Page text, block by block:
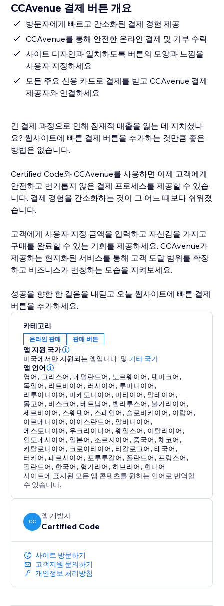
CCAvenue 결제 버튼 개요
방문자에게 빠르고 간소화된 결제 경험 제공
CCAvenue를 통해 안전한 온라인 결제 및 기부 수락
사이트 디자인과 일치하도록 버튼의 모양과 느낌을
사용자 지정하세요
모든 주요 신용 카드로 결제를 받고 CCAvenue 결제
제공자와 연결하세요
긴 결제 과정으로 인해 잠재적 매출을 잃는 데 지치셨나
요? 웹사이트에 빠른 결제 버튼을 추가하는 것만큼 좋은
방법은 없습니다.
Certified Code와 CCAvenue를 사용하면 이제 고객에게
안전하고 번거롭지 않은 결제 프로세스를 제공할 수 있습
니다. 결제 경험을 간소화하는 것이 그 어느 때보다 쉬워졌
습니다.
고객에게 사용자 지정 금액을 입력하고 자신감을 가지고
구매를 완료할 수 있는 기회를 제공하세요. CCAvenue가
제공하는 현지화된 서비스를 통해 고객 도달 범위를 확장
하고 비즈니스가 번창하는 모습을 지켜보세요.
성공을 향한 한 걸음을 내딛고 오늘 웹사이트에 빠른 결제
버튼을 추가하세요.
카테고리
온라인 판매 판매 버튼
앱 지원 국가
미국에서만 지원되는 앱입니다. 및 기타 국가
앱 언어
영어, 그리스어, 네덜란드어, 노르웨이어, 덴마크어,
독일어, 라트비아어, 러시아어, 루마니아어,
리투아니아어, 마케도니아어, 마타이어, 말레이어,
몽고어, 바스크어,베트남어, 벨라루스어, 불가리아어,
세르비아어, 스웨덴어, 스페인어, 슬로바키아어, 아랍어,
아르메니아어, 아이스란드어, 알바니아어,
에스토니아어, 우크라이나어,웨일스어, 이탈리아어,
인도네시아어, 일본어, 조르지아어, 중국어, 체코어,
카탈로니아어, 크로아티아어, 타갈로그어,태국어,
터키어,페르시아어, 포루투갈어, 폴란드어, 프랑스어,
필란드어, 한국어, 헝가리어,히브리어, 힌디어
사이트에 표시된 모든 앱 콘텐츠를 원하는 언어로 번역할
수 있습니다.
CC
앱 개발자
Certified Code
사이트 방문하기
고객지원 문의하기
개인정보 처리방침